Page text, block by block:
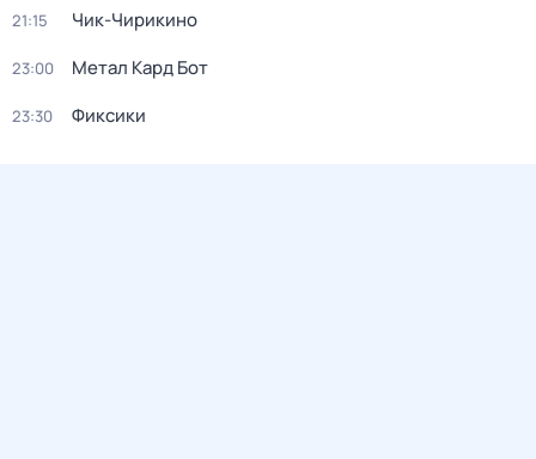
21:15 Чик-Чирикино
23:00 Метал Кард Бот
23:30 Фиксики